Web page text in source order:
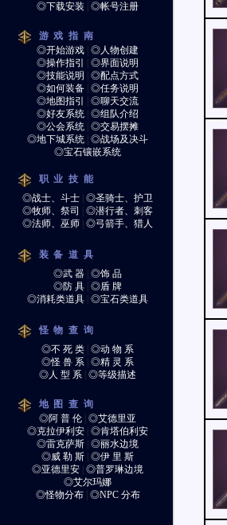
◎下载安装
|◎帐号注册
游戏指南
◎开始游戏 |◎人物创建
◎操作指引
|◎界面说明
◎技能说明
|◎配点方式
◎如何装备 |◎任务说明
◎地图指引
|◎聊天交流
◎好友系统 |◎组队介绍
◎公会系统 |◎交易摆摊
◎地下城系统 |◎战场及决斗
◎宝石镶嵌系统
职业技能
◎战士、斗士 |◎圣骑士、护卫
◎牧师、祭司
|◎潜行者、刺客
◎法师、巫师 |◎弓箭手、猎人
装备道具
◎武 器 |◎饰 品
◎防 具 |◎盾 牌
◎消耗类道具 |◎宝石类道具
怪物查询
◎不 死 类 |◎动 物 系
◎怪 兽 系 |◎精 灵 系
◎人 型 系 |◎等级描述
地图查询
◎阿 普 伦 |◎艾德里亚
◎克拉伊利安 |◎肯塔伯利安
◎雷克萨斯 |◎丽水边境
◎威 勒 斯 |◎伊 里 斯
◎亚德里安 |◎普罗琳边境
◎艾尔玛娜
◎怪物分布 ◎NPC 分布